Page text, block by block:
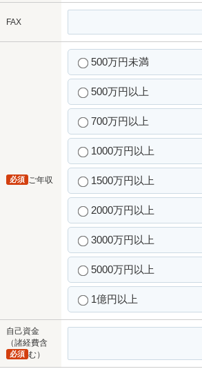
FAX
ご年収
必須
500万円未満
500万円以上
700万円以上
1000万円以上
1500万円以上
2000万円以上
3000万円以上
5000万円以上
1億円以上
自己資金
（諸経費含
む）
必須